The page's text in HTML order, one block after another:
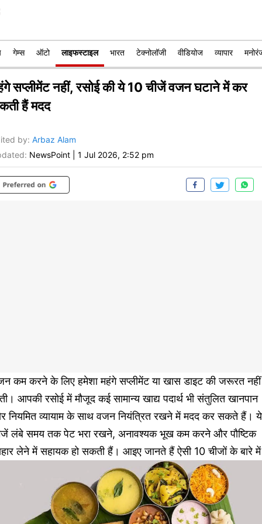
गेम्स ऑटो लाइफस्टाइल भारत टेक्नोलॉजी वीडियोज व्यापार
सप्लीमेंट नहीं, रसोई की ये 10 चीजें वजन घटाने में कर
हैं मदद
by: Arbaz Alam
NewsPoint 1 Jul 2026, 2:52 pm
कम करने के लिए हमेशा महंगे सप्लीमेंट या खास डाइट की जरूरत नहीं
आपकी रसोई में मौजूद कई सामान्य खाद्य पदार्थ भी संतुलित खानपान
नियमित व्यायाम के साथ वजन नियंत्रित रखने में मदद कर सकते हैं। ये
लंबे समय तक पेट भरा रखने, अनावश्यक भूख कम करने और पौष्टिक
लेने में सहायक हो सकती हैं। आइए जानते हैं ऐसी 10 चीजों के बारे